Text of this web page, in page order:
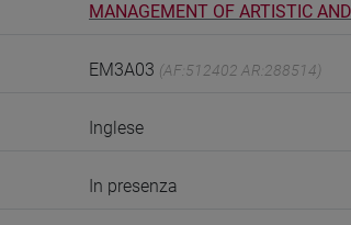
MANAGEMENT OF ARTISTIC
EM3A03 (AF:512402 AR:288514)
Inglese
In presenza